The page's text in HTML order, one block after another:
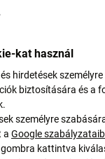
kat használ
hirdetések
biztosítására és a
személyre
a Google
gombra kattintva